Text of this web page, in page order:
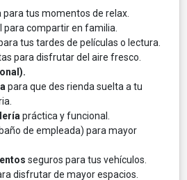
para tus momentos de relax.
para compartir en familia.
tus tardes de películas o lectura.
para disfrutar del aire fresco.
para que des rienda suelta a tu
práctica y funcional.
de empleada) para mayor
seguros para tus vehículos.
disfrutar de mayor espacios.